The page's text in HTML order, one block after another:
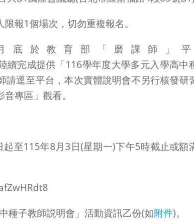
報1個場次，切勿重複報名。
底於教育部「磨課師」平
完成提供「116學年度大學多元入學高中
逕至平台，本次實體說明會不另行核發研
專區」觀看。
至115年8月3日(星期一)下午5時截止或額
種子教師説明會」活動資訊乙份(如附件)。